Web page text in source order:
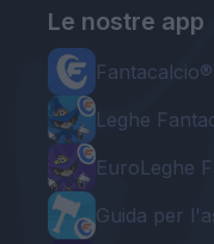
Le nostre app
Leghe
EuroLeghe
Guida per